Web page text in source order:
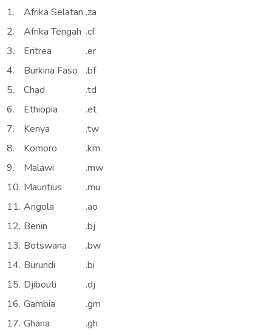
1.
Afrika Selatan .za
2.
Afrika Tengah .cf
3.
Eritrea
.er
4.
Burkina Faso
.bf
5.
Chad
.td
6.
Ethiopia
.et
7.
Kenya
.tw
8.
Komoro
.km
9.
Malawi
.mw
10. Mauritius
.mu
11. Angola
.ao
12. Benin
.bj
13. Botswana
.bw
14. Burundi
.bi
15. Djibouti
.dj
16. Gambia
.gm
17. Ghana
.gh